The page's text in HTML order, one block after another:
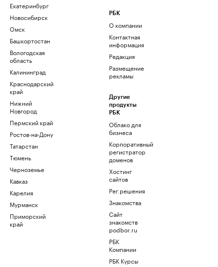
Екатеринбург
Новосибирск
Омск
Башкортостан
Вологодская
область
Калининград
Краснодарский
край
Нижний
Новгород
Пермский край
Ростов-на-Дону
Татарстан
Тюмень
Черноземье
Кавказ
Карелия
Мурманск
Приморский
край
РБК
О компании
Контактная
информация
Редакция
Размещение
рекламы
Другие
продукты
РБК
Облако для
бизнеса
Корпоративный
регистратор
доменов
Хостинг
сайтов
Рег.решения
Знакомства
Сайт
знакомств
podbor.ru
РБК
Компании
РБК Курсы